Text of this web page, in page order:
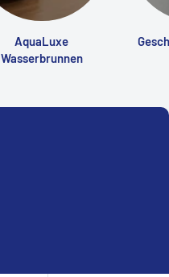
AquaLuxe
Wasserbrunnen